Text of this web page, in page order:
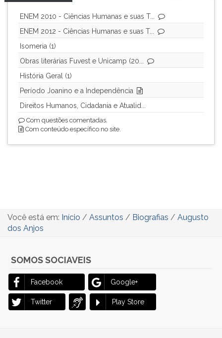
ENEM 2010 - Ciências Humanas e suas T...
ENEM 2012 - Ciências Humanas e suas T...
Isomeria (1)
Obras literárias Fuvest e Unicamp (20...
História Geral (1)
Período Joanino e a Independência
Direitos Humanos, Cidadania e Atualid...
Com questões comentadas.
Com conteúdo específico no site.
Você está em: Início / Assuntos / Biografias / Augusto
dos Anjos
SOMOS SOCIAVEIS
Facebook Google+
Twitter Play Store